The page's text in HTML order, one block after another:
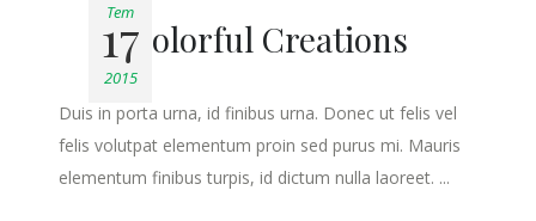
Tem
17
2015
Colorful Creations
Duis in porta urna, id finibus urna. Donec ut felis vel
felis volutpat elementum proin sed purus mi. Mauris
elementum finibus turpis, id dictum nulla laoreet. ...